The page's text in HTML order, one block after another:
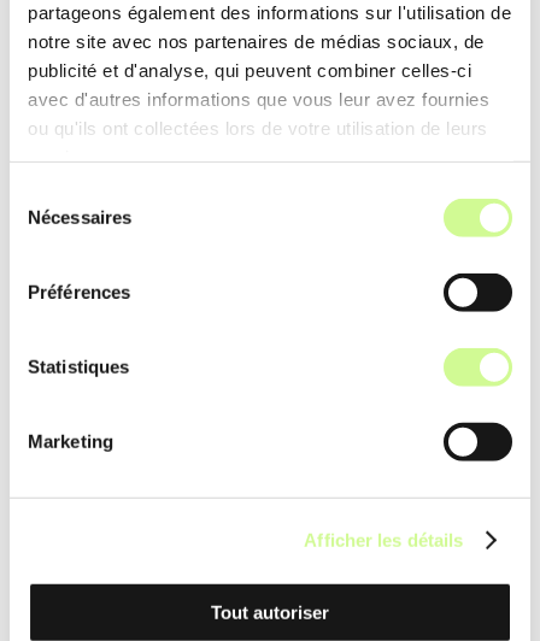
partageons également des informations sur l'utilisation de
notre site avec nos partenaires de médias sociaux, de
publicité et d'analyse, qui peuvent combiner celles-ci
avec d'autres informations que vous leur avez fournies
ou qu'ils ont collectées lors de votre utilisation de leurs
Nécessaires
Préférences
Statistiques
Marketing
Afficher les détails
Tout autoriser